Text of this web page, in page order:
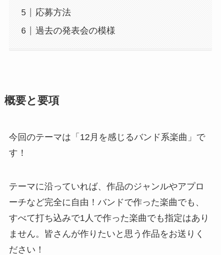
応募方法
過去の発表会の模様
概要と要項
今回のテーマは「12月を感じるバンド系楽曲」で
す！
テーマに沿っていれば、作品のジャンルやアプロ
ーチなど完全に自由！バンドで作った楽曲でも、
すべて打ち込みで1人で作った楽曲でも指定はあり
ません。皆さんが作りたいと思う作品をお送りく
ださい！